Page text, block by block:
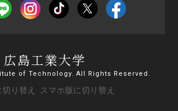
広島工業大学
of Technology. All Rights Reserved.
り替え スマホ版に切り替え